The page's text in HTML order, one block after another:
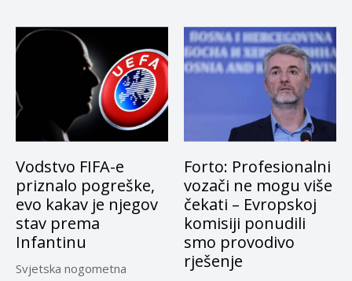
Vodstvo FIFA-e
priznalo pogreške,
evo kakav je njegov
stav prema
Infantinu
Svjetska nogometna
Forto: Profesionalni
vozači ne mogu više
čekati – Evropskoj
komisiji ponudili
smo provodivo
rješenje